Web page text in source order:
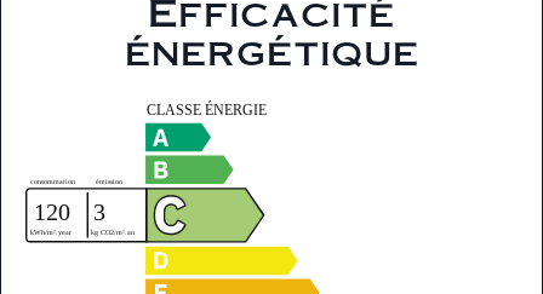
Efficacité
énergétique